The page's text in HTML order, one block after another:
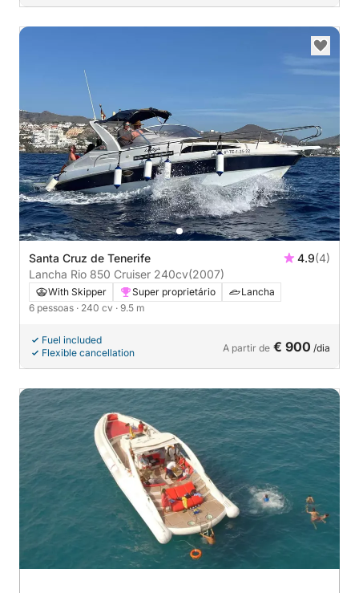
Santa Cruz de Tenerife 4.9(4)
Lancha Rio 850 Cruiser 240cv(2007)
With Skipper Super proprietário
Lancha
6 pessoas · 240 cv · 9.5 m
Fuel included
Flexible cancellation
A partir de € 900 /dia